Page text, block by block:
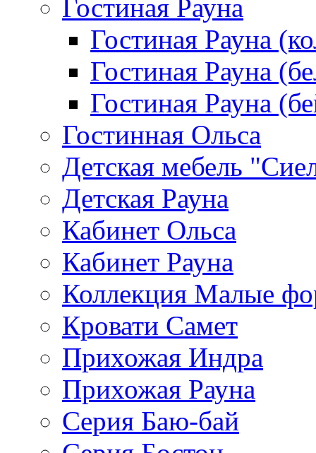
Гостиная Рауна
Гостиная Рауна
Гостиная Рауна
Гостиная Рауна
Гостинная Ольса
Детская мебель
Детская Рауна
Кабинет Ольса
Кабинет Рауна
Коллекция Малые
Кровати Самет
Прихожая Индра
Прихожая Рауна
Серия Баю-бай